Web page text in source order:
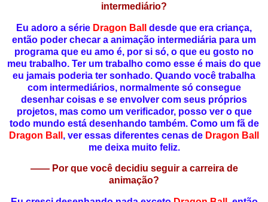
intermediário?
Eu adoro a série Dragon Ball
desde que era criança,
então poder checar a animação intermediária para um
programa que eu amo é, por si só, o que eu gosto no
meu trabalho. Ter um trabalho como esse é mais do que
eu jamais poderia ter sonhado. Quando você trabalha
com intermediários, normalmente só consegue
desenhar coisas e se envolver com seus próprios
projetos, mas como um verificador, posso ver o que
todo mundo está desenhando também. Como um fã de
Dragon Ball , ver essas diferentes cenas de Dragon Ball
me deixa muito feliz.
—— Por que você decidiu seguir a carreira de
animação?